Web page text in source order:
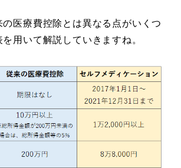
医療費控除とは異なる点がいくつ
用いて解説していきますね。